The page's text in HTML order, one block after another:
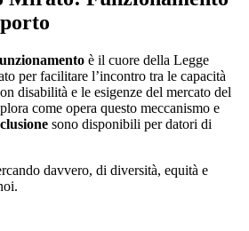
è il cuore della Legge
per facilitare l’incontro tra le capacità
disabilità e le esigenze del mercato del
come opera questo meccanismo e
sono disponibili per datori di
davvero, di diversità, equità e